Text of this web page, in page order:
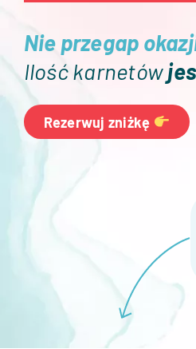
Nie przegap
Ilość karnetów
Rezerwuj zniżkę